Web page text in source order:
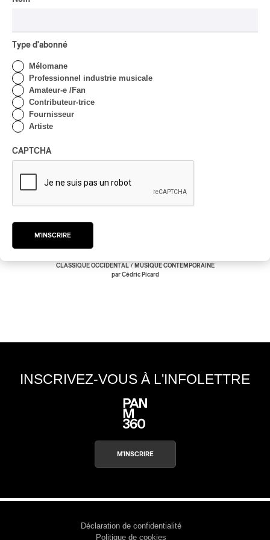
Les Violons du Roy | Rêves et
Les Violons du Roy | Rêves et expérience sonore
CLASSIQUE OCCIDENTAL/ MUSIQUE CONTEMPORAINE
par Cédric Picard
INSCRIVEZ-VOUS À L'INFOLETTRE
M'INSCRIRE
Déclaration de confidentialité
Politique de cookies
Type d'abonné
Mélomane
Professionnel industrie musicale
Amateur-e /Fan
Contributeur-trice
Fournisseur
Artiste
CAPTCHA
M'INSCRIRE